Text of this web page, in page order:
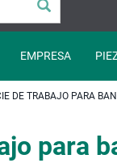
EMPRESA
DE TRABAJO PARA
para